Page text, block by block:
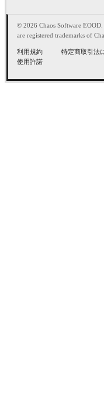
© 2026 Chaos Software
are registered trademarks of
利用規約 特定商取引法
使用許諾